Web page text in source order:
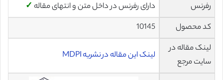
رفرنس دارای رفرنس در داخل متن و انتهای مقاله ✓
کد محصول
10145
لینک مقاله در
سایت مرجع
لینک این مقاله در نشریه MDPI